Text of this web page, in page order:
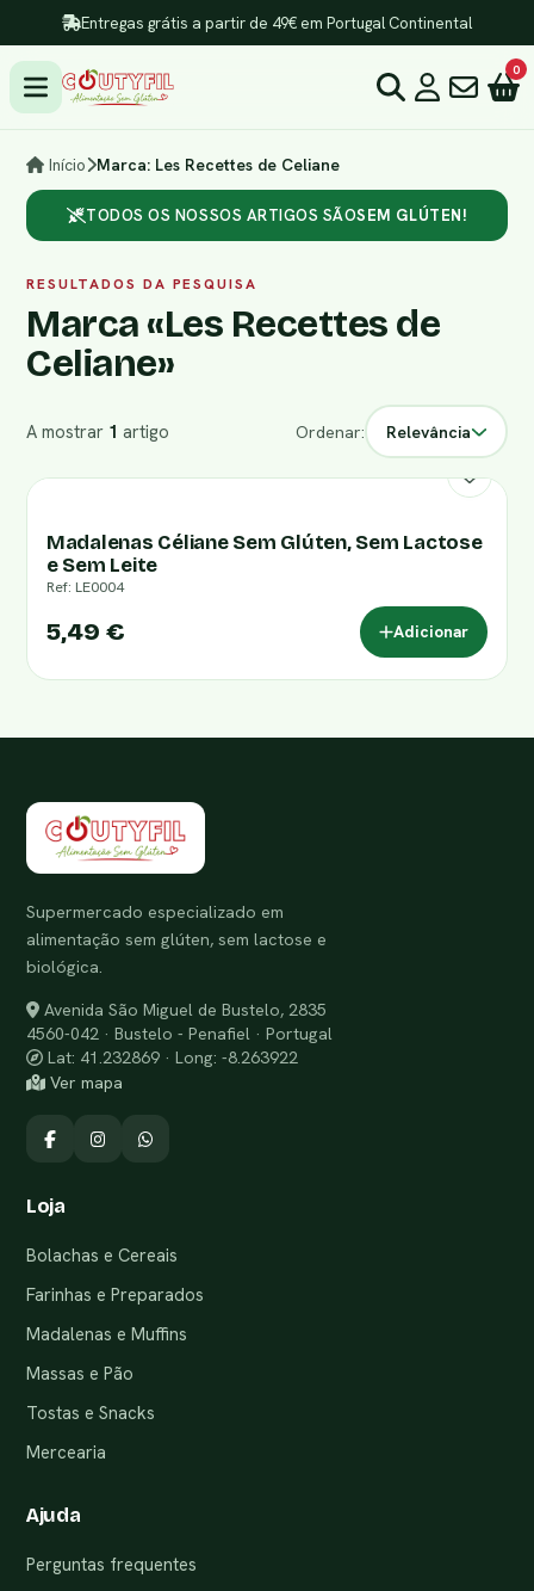
Entregas grátis a partir de 49€ em Portugal Continental
0
Início Marca: Les Recettes de Celiane
TODOS OS NOSSOS ARTIGOS SÃOSEM GLÚTEN!
RESULTADOS DA PESQUISA
Marca «Les Recettes de
Celiane»
A mostrar 1 artigo Ordenar: Relevância
Madalenas Céliane Sem Glúten, Sem Lactose
e Sem Leite
Ref: LE0004
5,49 € Adicionar
Supermercado especializado em
alimentação sem glúten, sem lactose e
biológica.
Avenida São Miguel de Bustelo, 2835
4560-042 · Bustelo - Penafiel · Portugal
Lat: 41.232869 · Long: -8.263922
Ver mapa
Loja
Bolachas e Cereais
Farinhas e Preparados
Madalenas e Muffins
Massas e Pão
Tostas e Snacks
Mercearia
Ajuda
Perguntas frequentes